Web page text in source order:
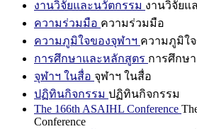
งานวิจัยและนวัตกรรม งานวิจัยแ
ความร่วมมือ ความร่วมมือ
ความภูมิใจของจุฬาฯ ความภูมิใ
การศึกษาและหลักสูตร การศึกษ
จุฬาฯ ในสื่อ จุฬาฯ ในสื่อ
ปฏิทินกิจกรรม ปฏิทินกิจกรรม
The 166th ASAIHL Conference
Conference